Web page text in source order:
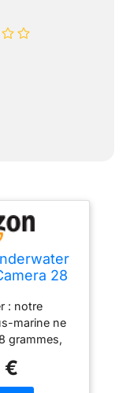
28
la
Carpe,
Trail
1080p,
m,
: notre
marine ne
grammes,
pour la
chaque
€